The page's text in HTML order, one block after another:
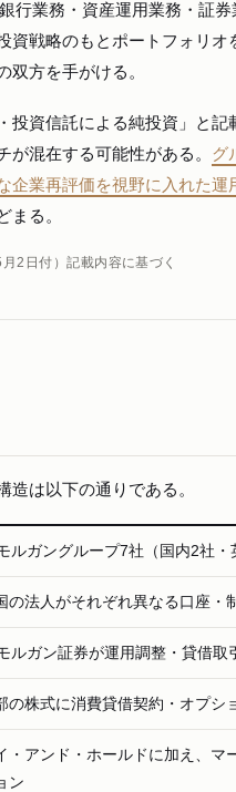
行業務・資産運用業務・証
資戦略のもとポートフォリ
双方を手がける。
投資信託による純投資」と
が混在する可能性がある。 グ
企業再評価を視野に入れた
まる。
2日付）記載内容に基づく
造は以下の通りである。
ルガングループ7社（国内2社・
の法人がそれぞれ異なる口座・
ルガン証券が運用調整・貸借
の株式に消費貸借契約・オプシ
・アンド・ホールドに加え、マ
ン